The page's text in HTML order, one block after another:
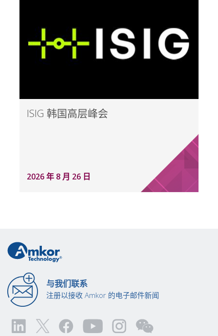
ISIG 韩国高层峰会
2026 年 8 月 26 日
与我们联系
注册以接收 Amkor 的电子邮件新闻